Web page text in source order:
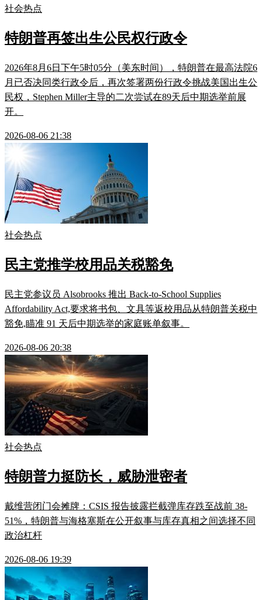
社会热点
特朗普再签出生公民权行政令
2026年8月6日下午5时05分（美东时间），特朗普在最高法院6
月已否决同类行政令后，再次签署两份行政令挑战美国出生公
民权，Stephen Miller主导的二次尝试在89天后中期选举前展
开。
2026-08-06 21:38
社会热点
民主党推学校用品关税豁免
民主党参议员 Alsobrooks 推出 Back-to-School Supplies
Affordability Act,要求将书包、文具等返校用品从特朗普关税中
豁免,瞄准 91 天后中期选举的家庭账单叙事。
2026-08-06 20:38
社会热点
特朗普力挺防长，威胁泄密者
戴维营闭门会摊牌：CSIS 报告披露拦截弹库存跌至战前 38-
51%，特朗普与海格塞斯在公开叙事与库存真相之间选择不同
政治杠杆
2026-08-06 19:39